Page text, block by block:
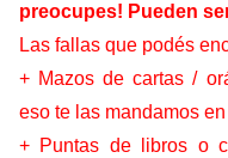
preocupes! Pueden
Las fallas que podés
+ Mazos de cartas /
eso te las mandamos
+ Puntas de libros o